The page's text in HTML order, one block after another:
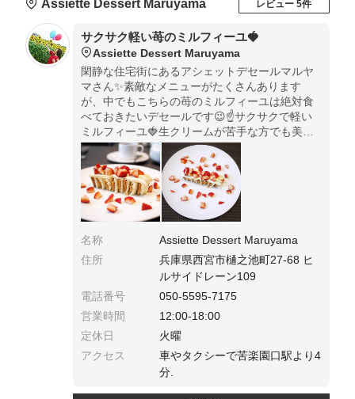
Assiette Dessert Maruyama レビュー 5件
サクサク軽い苺のミルフィーユ🍓
Assiette Dessert Maruyama
閑静な住宅街にあるアシェットデセールマルヤ
マさん✨素敵なメニューがたくさんあります
が、中でもこちらの苺のミルフィーユは絶対食
べておきたいデセールです😉☝️サクサクで軽い
ミルフィーユ🍓生クリームが苦手な方でも美味
しく頂けるのではないでしょうか😊駅からは少
し距離がありますがわざわざ訪れたいそんな素
敵なカフェです💕
名称
Assiette Dessert Maruyama
住所
兵庫県西宮市樋之池町27-68 ヒ
ルサイドレーン109
電話番号
050-5595-7175
営業時間
12:00-18:00
定休日
火曜
アクセス
車やタクシーで苦楽園口駅より4
分.